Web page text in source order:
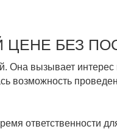
БЕЗ
вызывает интерес
возможность
ответственности